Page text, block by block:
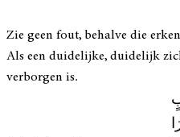
Zie geen fout, behalve die
Als een duidelijke, duidelijk
verborgen is.